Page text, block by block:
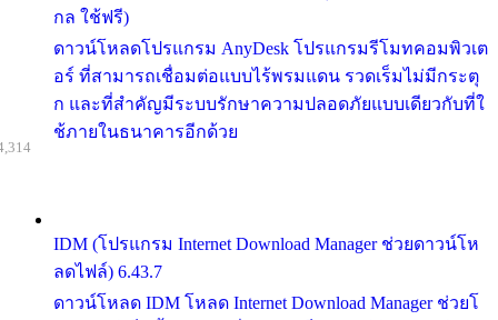
กล ใช้ฟรี)
ดาวน์โหลดโปรแกรม AnyDesk โปรแกรมรีโมทคอมพิวเต
อร์ ที่สามารถเชื่อมต่อแบบไร้พรมแดน รวดเร็มไม่มีกระตุ
ก และที่สำคัญมีระบบรักษาความปลอดภัยแบบเดียวกับที่ใ
ช้ภายในธนาคารอีกด้วย
IDM (โปรแกรม Internet Download Manager ช่วยดาวน์โห
ลดไฟล์) 6.43.7
ดาวน์โหลด IDM โหลด Internet Download Manager ช่วยโ